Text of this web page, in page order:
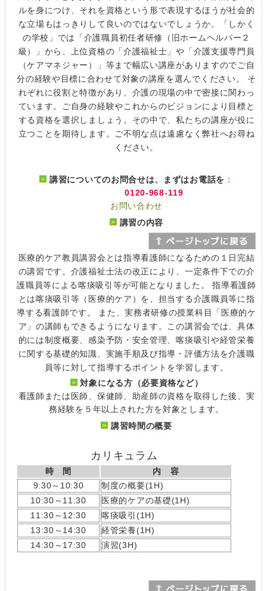
ルを身につけ、それを資格という形で表現するほうが社会的
な立場もはっきりして良いのではないでしょうか。「しかく
の学校」では「介護職員初任者研修（旧ホームヘルパー２
級）」から、上位資格の「介護福祉士」や「介護支援専門員
（ケアマネジャー）」等まで幅広い講座がありますのでご自
分の経験や目標に合わせて対象の講座を選んでください。 そ
れぞれに役割と特徴があり、介護の現場の中で密接に関わっ
ています。ご自身の経験やこれからのビジョンにより目標と
する資格を選択しましょう。その中で、私たちの講座が役に
立つことを期待します。ご不明な点は遠慮なく弊社へお尋ね
ください。
講習についてのお問合せは、まずはお電話を ：
0120-968-119
お問い合わせ
講習の内容
医療的ケア教員講習会とは指導看護師になるための１日完結
の講習です。介護福祉士法の改正により、一定条件下での介
護職員等による喀痰吸引等が可能となりました。 指導看護師
とは喀痰吸引等（医療的ケア）を、担当する介護職員等に指
導する看護師です。 また、実務者研修の授業科目「医療的ケ
ア」の講師もできるようになります。この講習会では、具体
的には制度概要、感染予防・安全管理、喀痰吸引や経管栄養
に関する基礎的知識、実施手順及び指導・評価方法を介護職
員等に対して指導するポイントを学習します。
対象になる方（必要資格など）
看護師または医師、保健師、助産師の資格を取得した後、実
務経験を５年以上された方を対象とします。
講習時間の概要
カリキュラム
時 間
内 容
9:30～10:30
制度の概要(1H)
10:30～11:30
医療的ケアの基礎(1H)
11:30～12:30
喀痰吸引(1H)
13:30～14:30
経管栄養(1H)
14:30～17:30
演習(3H)